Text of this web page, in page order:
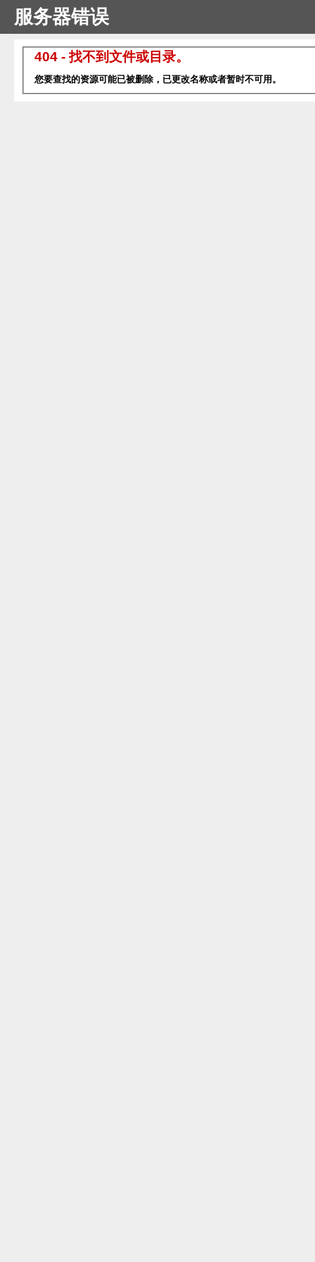
服务器错误
404 - 找不到文件或目录。
您要查找的资源可能已被删除，已更改名称或者暂时不可用。